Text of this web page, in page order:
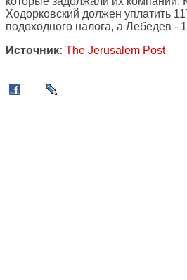
Ходорковский должен уплатить
подоходного налога, а Лебедев -
Источник: The Jerusalem Post